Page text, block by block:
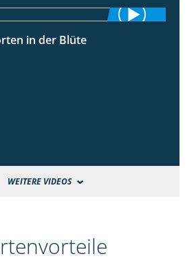
in der Blüte
WEITERE VIDEOS